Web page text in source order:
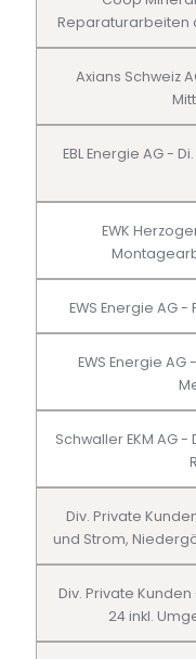
Reparaturarbeiten
Axians Schweiz
EBL Energie AG -
EWK
EWS Energie AG
EWS Energie
Schwaller EKM AG
Div. Private
und Strom,
Div. Private
24 inkl.